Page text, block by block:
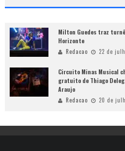
Milton Guedes traz
Horizonte
Redacao 22 de
Circuito Minas Musical
gratuito de Thiago
Araujo
Redacao 20 de